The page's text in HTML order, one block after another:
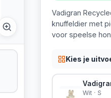
Vadigran
knuffeldier met
voor speelse
Kies je
Wit · S